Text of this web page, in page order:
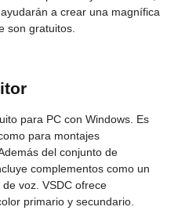
a crear una magnífica
son gratuitos.
para PC con Windows. Es
para montajes
del conjunto de
complementos como un
voz. VSDC ofrece
primario y secundario.